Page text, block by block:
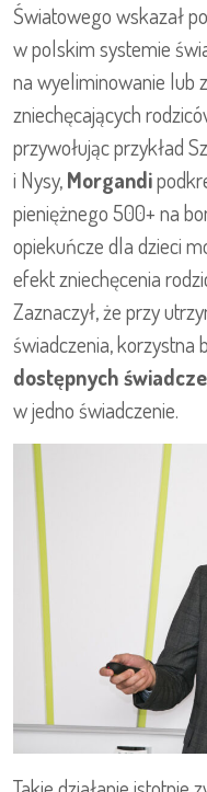
Światowego wskazał
w polskim systemie
na wyeliminowanie lub
zniechęcających
przywołując przykład
i Nysy,Morgandi
pieniężnego 500+ na
opiekuńcze dla dzieci
efekt zniechęcenia
Zaznaczył, że przy
świadczenia, korzystna
dostępnych
w jedno świadczenie.